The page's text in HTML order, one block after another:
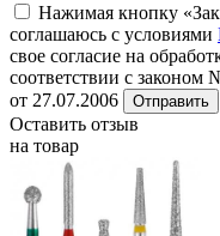
Нажимая кнопку
соглашаюсь с условиями
свое согласие на
соответствии с
от 27.07.2006
Отправить
Оставить отзыв
на товар